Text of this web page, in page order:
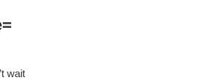
wait